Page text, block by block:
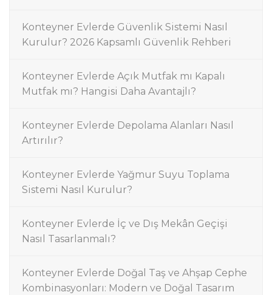
Konteyner Evlerde Güvenlik Sistemi Nasıl
Kurulur? 2026 Kapsamlı Güvenlik Rehberi
Konteyner Evlerde Açık Mutfak mı Kapalı
Mutfak mı? Hangisi Daha Avantajlı?
Konteyner Evlerde Depolama Alanları Nasıl
Artırılır?
Konteyner Evlerde Yağmur Suyu Toplama
Sistemi Nasıl Kurulur?
Konteyner Evlerde İç ve Dış Mekân Geçişi
Nasıl Tasarlanmalı?
Konteyner Evlerde Doğal Taş ve Ahşap Cephe
Kombinasyonları: Modern ve Doğal Tasarım